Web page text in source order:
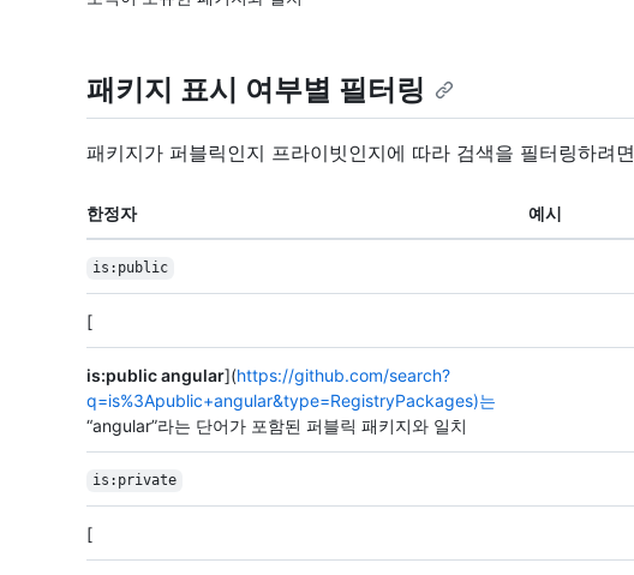
패키지 표시 여부별 필터링
패키지가 퍼블릭인지 프라이빗인지에 따라 검색을 필터링하려면
한정자 예시
is:public
[
is:public angular](https://github.com/search?
q=is%3Apublic+angular&type=RegistryPackages)는
“angular”라는 단어가 포함된 퍼블릭 패키지와 일치
is:private
[